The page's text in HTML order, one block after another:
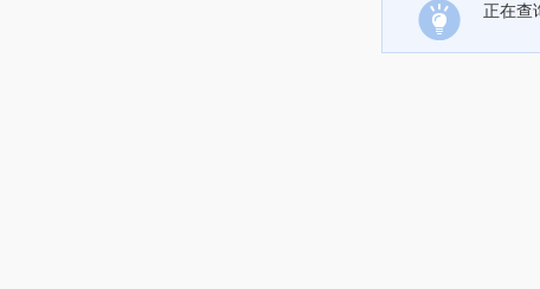
正在查